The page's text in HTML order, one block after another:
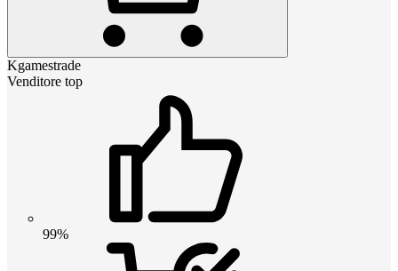
Kgamestrade
Venditore top
99%